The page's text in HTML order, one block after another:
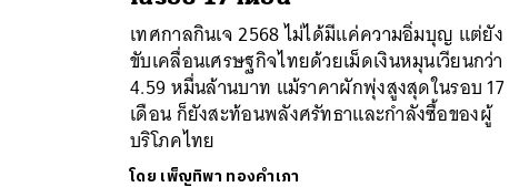
เทศกาลกินเจ 2568 ไม่ได้มีแค่ความอิ่มบุญ แต่ยัง
ขับเคลื่อนเศรษฐกิจไทยด้วยเม็ดเงินหมุนเวียนกว่า
4.59 หมื่นล้านบาท แม้ราคาผักพุ่งสูงสุดในรอบ 17
เดือน ก็ยังสะท้อนพลังศรัทธาและกำลังซื้อของผู้
บริโภคไทย
โดย เพ็ญทิพา ทองคำเภา